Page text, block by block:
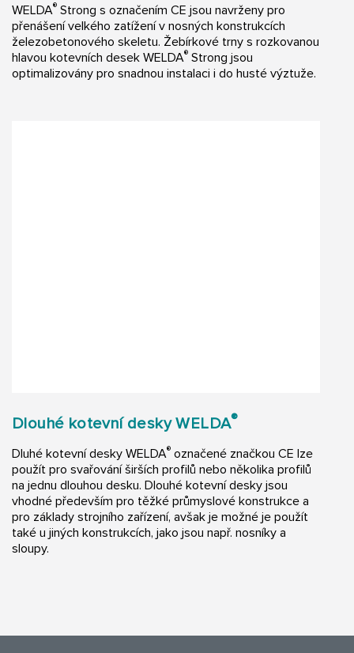
WELDA® Strong s označením CE jsou navrženy pro
přenášení velkého zatížení v nosných konstrukcích
železobetonového skeletu. Žebírkové trny s rozkovanou
hlavou kotevních desek WELDA® Strong jsou
optimalizovány pro snadnou instalaci i do husté výztuže.
Dlouhé kotevní desky WELDA®
Dluhé kotevní desky WELDA® označené značkou CE lze
použít pro svařování širších profilů nebo několika profilů
na jednu dlouhou desku. Dlouhé kotevní desky jsou
vhodné především pro těžké průmyslové konstrukce a
pro základy strojního zařízení, avšak je možné je použít
také u jiných konstrukcích, jako jsou např. nosníky a
sloupy.